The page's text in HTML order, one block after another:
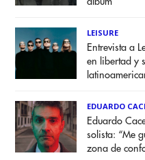
LEISURE
Entrevista a
en libertad y
EDUARDO
Eduardo
solista: “Me
zona de